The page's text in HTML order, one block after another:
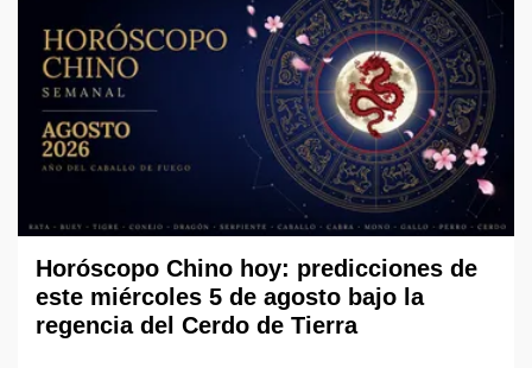
Horóscopo Chino hoy: predicciones de
este miércoles 5 de agosto bajo la
regencia del Cerdo de Tierra